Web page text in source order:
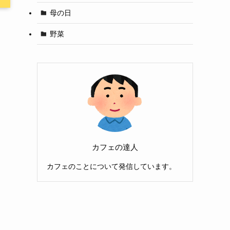
母の日
野菜
カフェの達人
カフェのことについて発信しています。